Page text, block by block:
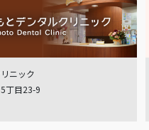
ニック
丁目23-9